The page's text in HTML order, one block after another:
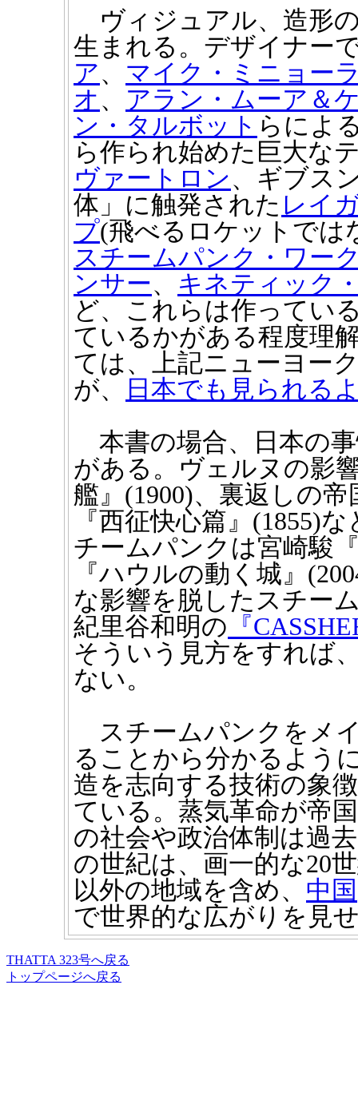
ヴィジュアル、造形
生まれる。デザイナー
ア、 マイク・ミニョー
オ 、 アラン・ムーア＆
ン・タルボット らによ
ら作られ始めた巨大な
ヴァートロン、ギブス
体」に触発された レイ
プ(飛べるロケットでは
スチームパンク・ワー
ンサー、 キネティック
ど、これらは作ってい
ているかがある程度理
ては、上記ニューヨー
が、
日本でも見られる
本書の場合、日本の
がある。ヴェルヌの影
艦』(1900)、裏返しの
『西征快心篇』(1855)
チームパンクは宮崎駿
『ハウルの動く城』
な影響を脱したスチー
紀里谷和明の 『
そういう見方をすれば
ない。
スチームパンクをメ
ることから分かるよう
造を志向する技術の象
ている。蒸気革命が帝
の社会や政治体制は過
の世紀は、画一的な20
以外の地域を含め、 中国
で世界的な広がりを見
THATTA 323号へ戻る
トップページへ戻る